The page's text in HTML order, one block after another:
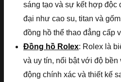
sáng tạo và sự kết hợp độc
đại như cao su, titan và
đồng hồ thể thao đẳng cấp
Đồng hồ Rolex: Rolex là
và uy tín, nổi bật với độ
động chính xác và thiết kế